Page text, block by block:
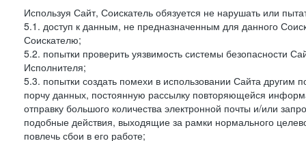
Используя Сайт, Соискатель обязуется не нарушать или
5.1. доступ к данным, не предназначенным для данного
Соискателю;
5.2. попытки проверить уязвимость системы безопасности
Исполнителя;
5.3. попытки создать помехи в использовании Сайта другим
порчу данных, постоянную рассылку повторяющейся
отправку большого количества электронной почты и/или
подобные действия, выходящие за рамки нормального
повлечь сбои в его работе;